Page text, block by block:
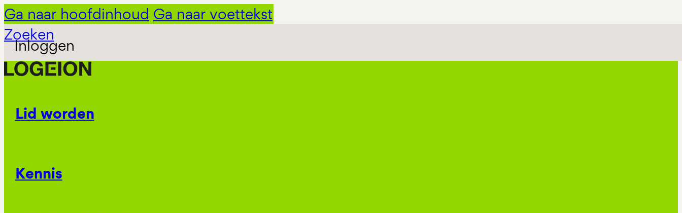
Ga naar hoofdinhoud Ga naar voettekst
Zoeken
Inloggen
Lid worden
Kennis